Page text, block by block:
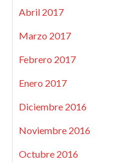
Abril 2017
Marzo 2017
Febrero 2017
Enero 2017
Diciembre 2016
Noviembre 2016
Octubre 2016